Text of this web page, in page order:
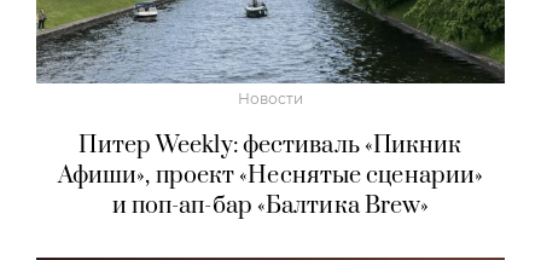
Новости
Питер Weekly: фестиваль «Пикник
Афиши», проект «Неснятые сценарии»
и поп-ап-бар «Балтика Brew»